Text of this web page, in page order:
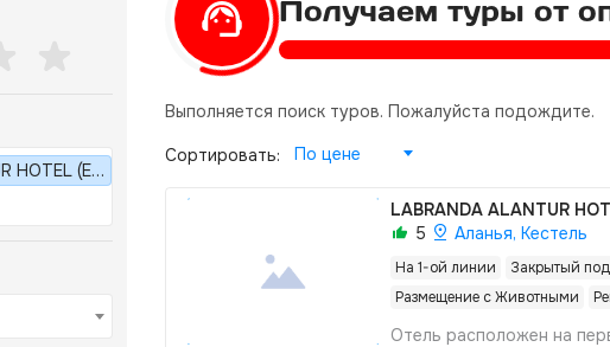
MARITIM CLUB) 5*
Получаем туры от
Выполняется поиск туров. Пожалуйста подождите.
Сортировать: По цене
LABRANDA ALANTUR
5
Аланья, Кестель
На 1-ой линии Закрытый
Размещение с Животными
Отель расположен на